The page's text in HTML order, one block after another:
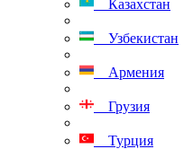
Казахстан
Узбекистан
Армения
Грузия
Турция